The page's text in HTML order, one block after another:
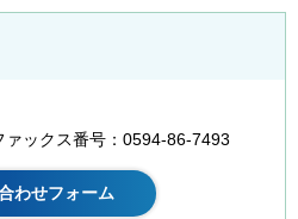
ァックス番号：0594-86-7493